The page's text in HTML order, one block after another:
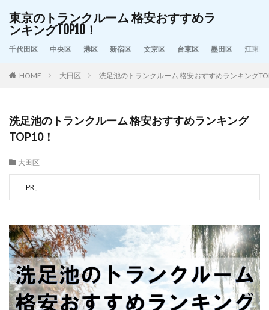
東京のトランクルーム 格安おすすめラ
ンキングTOP10！
千代田区 中央区 港区 新宿区 文京区 台東区 墨田区 江東区
HOME 大田区 洗足池のトランクルーム 格安おすすめランキング
洗足池のトランクルーム 格安おすすめランキング
TOP10！
大田区
「PR」